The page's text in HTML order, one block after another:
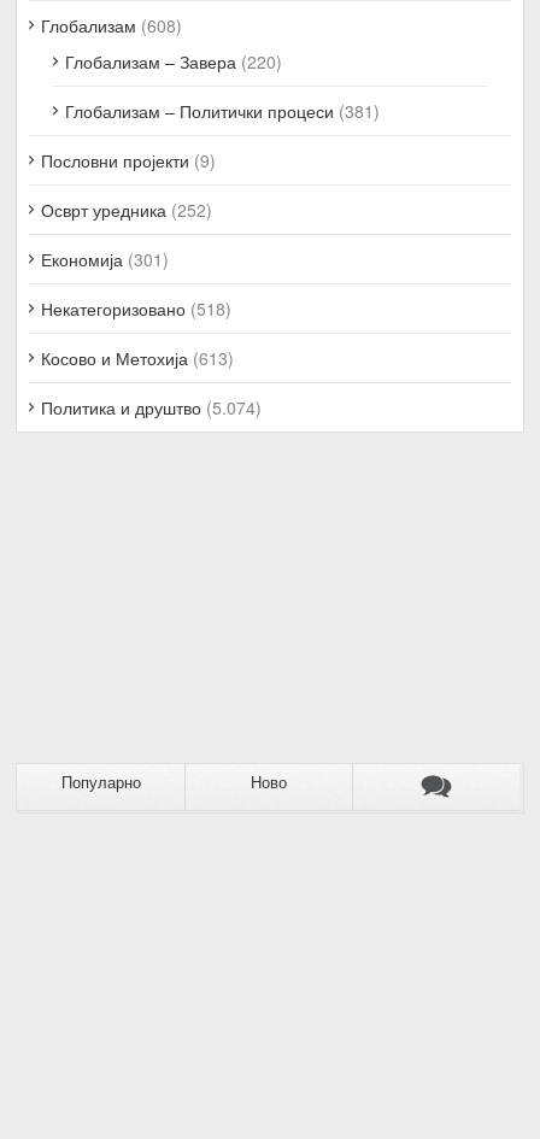
Глобализам (608)
Глобализам – Завера (220)
Глобализам – Политички процеси (381)
Пословни пројекти (9)
Осврт уредника (252)
Економија (301)
Некатегоризовано (518)
Косово и Метохија (613)
Политика и друштво (5.074)
Популарно Ново